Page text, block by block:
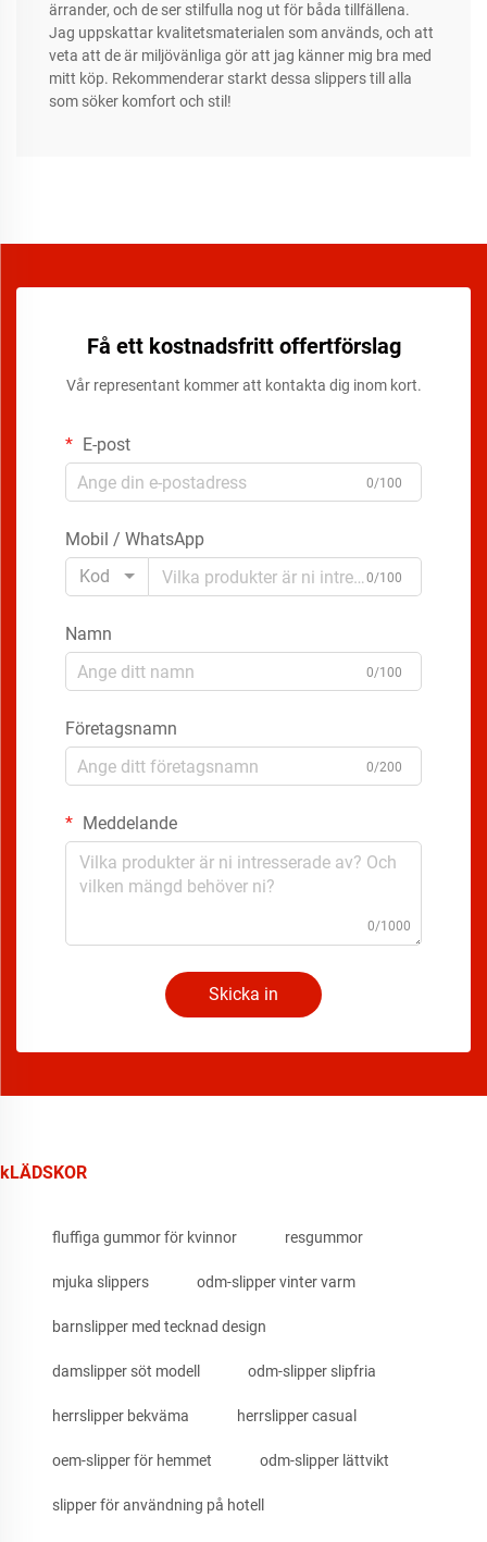
ärrander, och de ser stilfulla nog ut för båda tillfällena.
Jag uppskattar kvalitetsmaterialen som används, och att
veta att de är miljövänliga gör att jag känner mig bra med
mitt köp. Rekommenderar starkt dessa slippers till alla
som söker komfort och stil!
Få ett kostnadsfritt offertförslag
Vår representant kommer att kontakta dig inom kort.
E-post
0/100
Mobil / WhatsApp
Kod
0/100
Namn
0/100
Företagsnamn
0/200
Meddelande
0/1000
Skicka in
kLÄDSKOR
fluffiga gummor för kvinnor resgummor
mjuka slippers odm-slipper vinter varm
barnslipper med tecknad design
damslipper söt modell odm-slipper slipfria
herrslipper bekväma herrslipper casual
oem-slipper för hemmet odm-slipper lättvikt
slipper för användning på hotell